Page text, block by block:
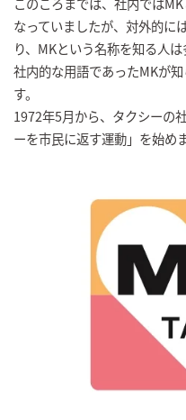
なっていましたが、対外的に
り、MKという名称を知る人は
社内的な用語であったMKが
す。
1972年5月から、タクシーの
ーを市民に返す運動」を始め